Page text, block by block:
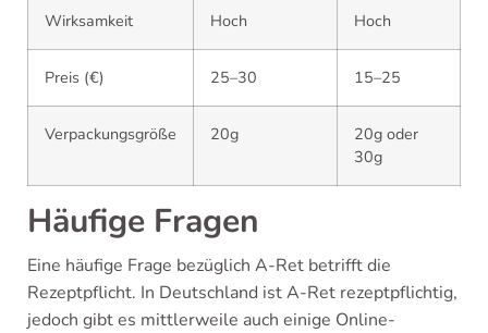
Wirksamkeit Hoch Hoch
Preis (€) 25–30 15–25
Verpackungsgröße 20g
20g oder
30g
Häufige Fragen
Eine häufige Frage bezüglich A-Ret betrifft die
Rezeptpflicht. In Deutschland ist A-Ret rezeptpflichtig,
jedoch gibt es mittlerweile auch einige Online-